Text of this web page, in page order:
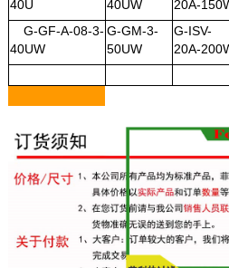
40U
40UW
20A-
G-GF-A-08-3-
40UW
G-GM-3-
50UW
G-ISV-
20A-